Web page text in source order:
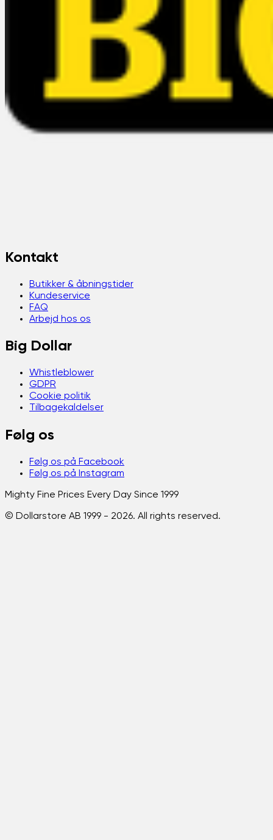
Kontakt
Butikker & åbningstider
Kundeservice
FAQ
Arbejd hos os
Big Dollar
Whistleblower
GDPR
Cookie politik
Tilbagekaldelser
Følg os
Følg os på Facebook
Følg os på Instagram
Mighty Fine Prices Every Day Since 1999
© Dollarstore AB 1999 - 2026. All rights reserved.